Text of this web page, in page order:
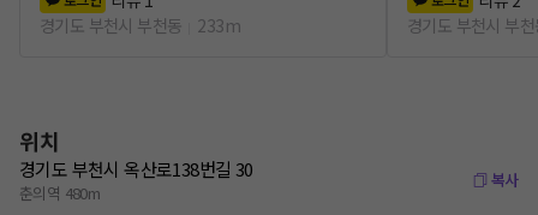
경기도 부천시 부천동
233m
경기도 부천시 부
위치
경기도 부천시 옥산로138번길 30
춘의역 480m
복사